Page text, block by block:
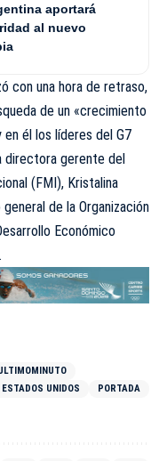
aportará
al nuevo
con una hora de retraso,
de un «crecimiento
él los líderes del G7
directora gerente del
(FMI), Kristalina
de la Organización
Económico
ESTADOS UNIDOS
PORTADA